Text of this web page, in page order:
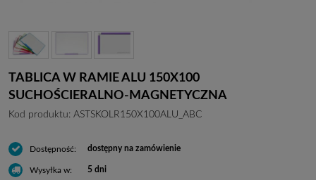
TABLICA W RAMIE ALU 150X100
SUCHOŚCIERALNO-MAGNETYCZNA
Kod produktu: ASTSKOLR150X100ALU_ABC
Dostępność: dostępny na zamówienie
Wysyłka w: 5 dni